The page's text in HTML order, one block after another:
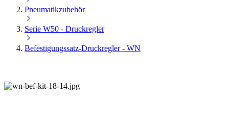
Pneumatikzubehör
Serie W50 - Druckregler
Befestigungssatz-Druckregler - WN